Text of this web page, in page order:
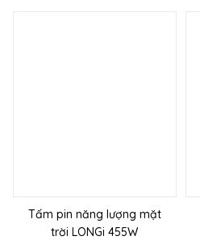
Tấm pin năng lượng mặt
trời LONGi 455W